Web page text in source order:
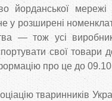
йорданської
у розширені
— тож усі
свої товари
про це до
тваринників